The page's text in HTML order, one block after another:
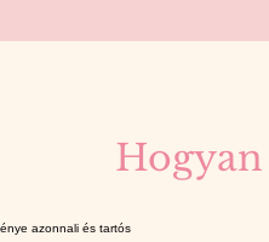
Hogyan